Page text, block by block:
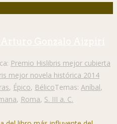
Arturo Gonzalo Aizpiri
Premio Hislibris mejor cubierta
mejor novela histórica 2014
, Épico, BélicoTemas: Aníbal,
, Roma, S. III a. C.